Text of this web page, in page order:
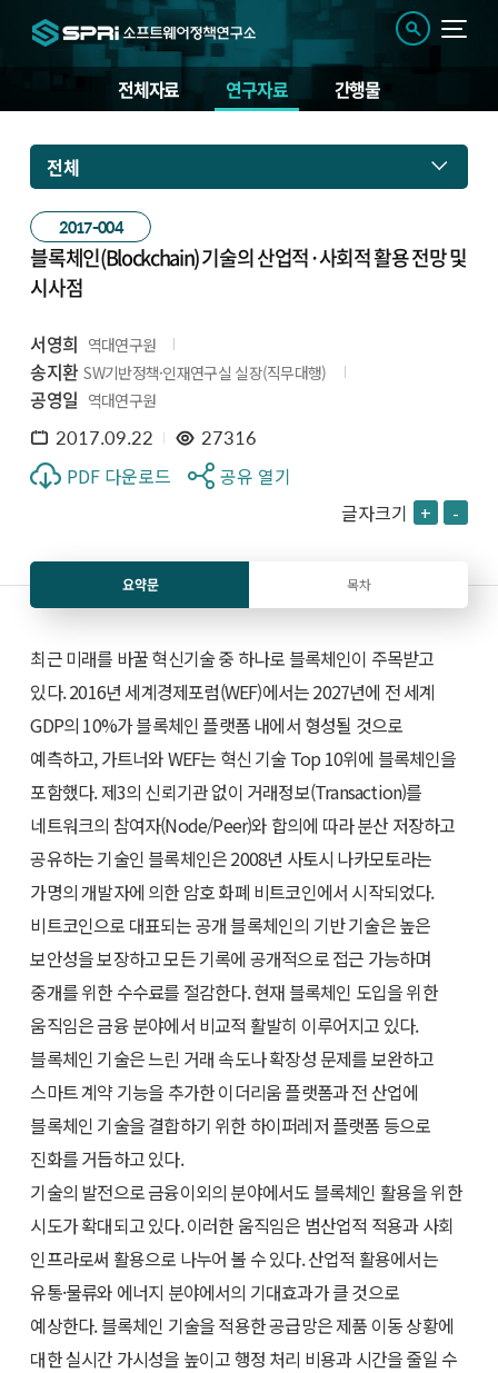
전체자료 연구자료 간행물
전체
2017-004
블록체인(Blockchain) 기술의 산업적·사회적 활용 전망 및
시사점
서영희 역대연구원
송지환 SW기반정책·인재연구실 실장(직무대행)
공영일 역대연구원
2017.09.22 27316
PDF 다운로드
공유 열기
글자크기 + -
요약문 목차
최근 미래를 바꿀 혁신기술 중 하나로 블록체인이 주목받고
있다. 2016년 세계경제포럼(WEF)에서는 2027년에 전 세계
GDP의 10%가 블록체인 플랫폼 내에서 형성될 것으로
예측하고, 가트너와 WEF는 혁신 기술 Top 10위에 블록체인을
포함했다. 제3의 신뢰기관 없이 거래정보(Transaction)를
네트워크의 참여자(Node/Peer)와 합의에 따라 분산 저장하고
공유하는 기술인 블록체인은 2008년 사토시 나카모토라는
가명의 개발자에 의한 암호 화폐 비트코인에서 시작되었다.
비트코인으로 대표되는 공개 블록체인의 기반 기술은 높은
보안성을 보장하고 모든 기록에 공개적으로 접근 가능하며
중개를 위한 수수료를 절감한다. 현재 블록체인 도입을 위한
움직임은 금융 분야에서 비교적 활발히 이루어지고 있다.
블록체인 기술은 느린 거래 속도나 확장성 문제를 보완하고
스마트 계약 기능을 추가한 이더리움 플랫폼과 전 산업에
블록체인 기술을 결합하기 위한 하이퍼레저 플랫폼 등으로
진화를 거듭하고 있다.
기술의 발전으로 금융이외의 분야에서도 블록체인 활용을 위한
시도가 확대되고 있다. 이러한 움직임은 범산업적 적용과 사회
인프라로써 활용으로 나누어 볼 수 있다. 산업적 활용에서는
유통·물류와 에너지 분야에서의 기대효과가 클 것으로
예상한다. 블록체인 기술을 적용한 공급망은 제품 이동 상황에
대한 실시간 가시성을 높이고 행정 처리 비용과 시간을 줄일 수